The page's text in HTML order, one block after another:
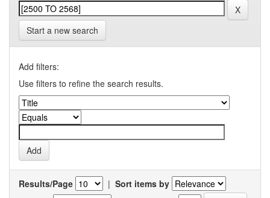
Start a new search
Add filters:
Use filters to refine the search results.
Results/Page | Sort items by